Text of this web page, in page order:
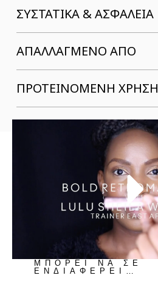
ΣΥΣΤΑΤΙΚΆ & ΑΣΦΆΛΕΙΑ
ΑΠΑΛΛΑΓΜΕΝΟ ΑΠΟ
ΠΡΟΤΕΙΝΟΜΕΝΗ ΧΡΗΣΗ
ΜΠΟΡΕΙ ΝΑ ΣΕ
ΕΝΔΙΑΦΕΡΕΙ…